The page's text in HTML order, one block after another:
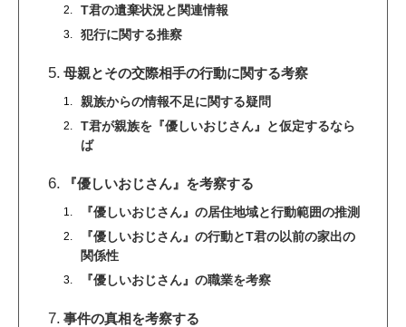
T君の遺棄状況と関連情報
犯行に関する推察
母親とその交際相手の行動に関する考察
親族からの情報不足に関する疑問
T君が親族を『優しいおじさん』と仮定するなら
ば
『優しいおじさん』を考察する
『優しいおじさん』の居住地域と行動範囲の推測
『優しいおじさん』の行動とT君の以前の家出の
関係性
『優しいおじさん』の職業を考察
事件の真相を考察する